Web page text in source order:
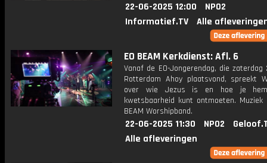
22-06-2025 12:00
NPO2
Informatief.TV
Alle
EO BEAM Kerkdienst: Afl. 6
Vanaf de EO-Jongerendag, die
Rotterdam Ahoy plaatsvond, spreekt
over wie Jezus is en hoe je
kwetsbaarheid kunt ontmoeten.
BEAM Worshipband.
22-06-2025 11:30 NPO2
Alle afleveringen